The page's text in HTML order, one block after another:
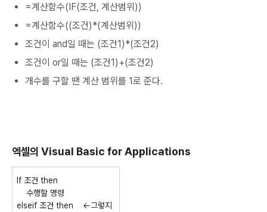
=계산함수(IF(조건, 계산범위))
=계산함수((조건)*(계산범위))
조건이 and일 때는 (조건1)*(조건2)
조건이 or일 때는 (조건1)+(조건2)
개수를 구할 땐 계산 범위를 1로 준다.
엑셀의 Visual Basic for Applications
If 조건 then
수행할 명령
elseif 조건 then <-그렇지